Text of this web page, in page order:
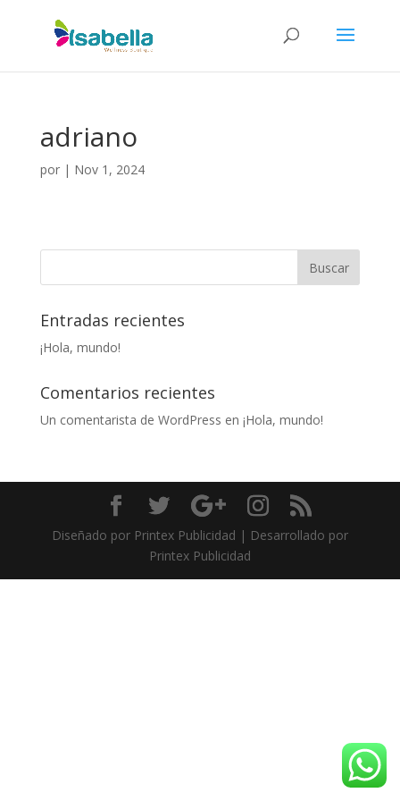
adriano
por | Nov 1, 2024
Entradas recientes
¡Hola, mundo!
Comentarios recientes
Un comentarista de WordPress en ¡Hola, mundo!
Diseñado por Printex Publicidad | Desarrollado por
Printex Publicidad